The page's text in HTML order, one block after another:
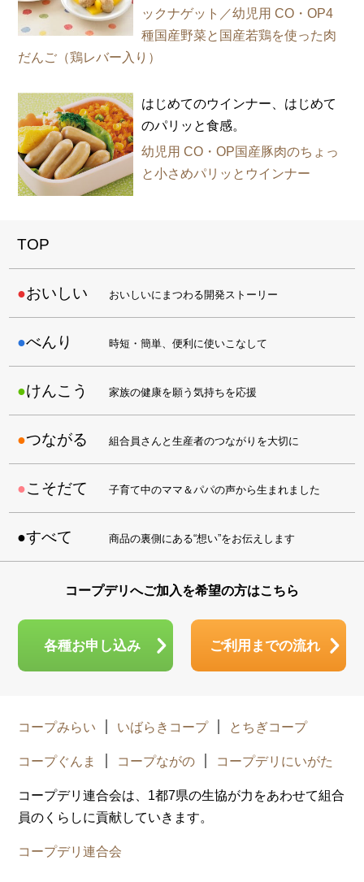
ックナゲット／幼児用 CO・OP4
種国産野菜と国産若鶏を使った肉
だんご（鶏レバー入り）
はじめてのウインナー、はじめて
のパリッと食感。
幼児用 CO・OP国産豚肉のちょっ
と小さめパリッとウインナー
TOP
おいしい おいしいにまつわる開発ストーリー
べんり 時短・簡単、便利に使いこなして
けんこう 家族の健康を願う気持ちを応援
つながる 組合員さんと生産者のつながりを大切に
こそだて 子育て中のママ＆パパの声から生まれました
すべて 商品の裏側にある“想い”をお伝えします
コープデリへご加入を希望の方はこちら
各種お申し込み ご利用までの流れ
コープみらい いばらきコープ とちぎコープ
コープぐんま コープながの コープデリにいがた
コープデリ連合会は、1都7県の生協が力をあわせて組合
員のくらしに貢献していきます。
コープデリ連合会